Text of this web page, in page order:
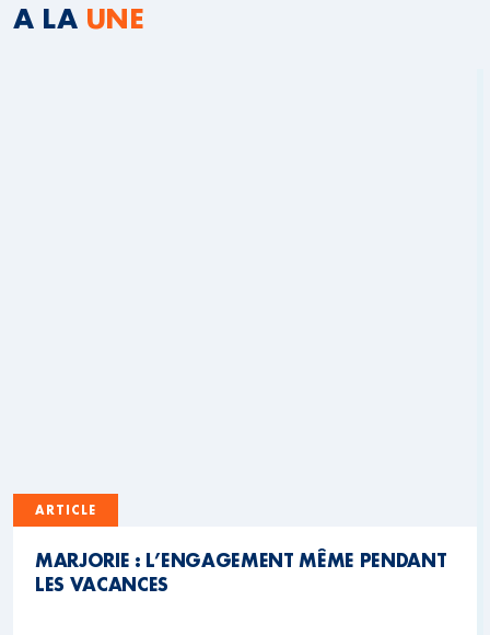
A LA UNE
ARTICLE
MARJORIE : L’ENGAGEMENT MÊME PENDANT
LES VACANCES